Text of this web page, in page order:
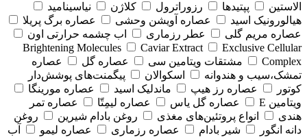
الاستین
پپتیدها رزوراترول کلاژن
⁠نیاسینامید
هیالورونیک اسید
عصاره آویشن وحشی
عصاره برگ پریلا
عصاره مریم گلی
عطر رزماری
اب چشمه حرارتی اون
Brightening Molecules
Caviar Extract
Exclusive Cellular
Complex
مشتقات ویتامین سی عصاره گل
عصاره
تمشک،سیب و هندوانه
اسکوالان
پیگمنت‌های پوشش‌دار
کوتور
عصاره رز هیپ ماندلیک اسید
عصاره مورینگا
ویتامین E
عصاره گل یاس عصاره لیمِتّا
عصاره تمر
هندی
انواع پروتئین‌های مغذی روغن بادام شیرین
روغن
دانه انگور
شیر بادام عصاره رزماری عصاره لیمو
آب